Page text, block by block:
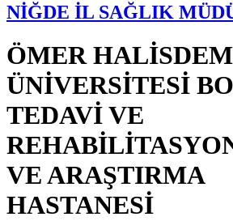
NİĞDE İL SAĞLIK
ÖMER
ÜNİVERSİTESİ
TEDAVİ VE
VE ARAŞTIRMA
HASTANESİ